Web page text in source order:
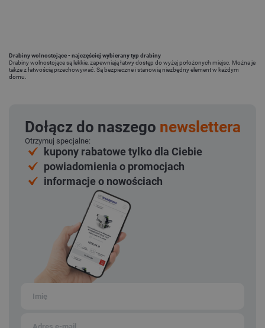
Drabiny wolnostojące - najczęściej wybierany typ drabiny
Drabiny wolnostojące są lekkie, zapewniają łatwy dostęp do wyżej położonych miejsc. Można je
także z łatwością przechowywać. Są bezpieczne i stanowią niezbędny element w każdym
domu.
Dołącz do naszego newslettera
Otrzymuj specjalne:
kupony rabatowe tylko dla Ciebie
powiadomienia o promocjach
informacje o nowościach